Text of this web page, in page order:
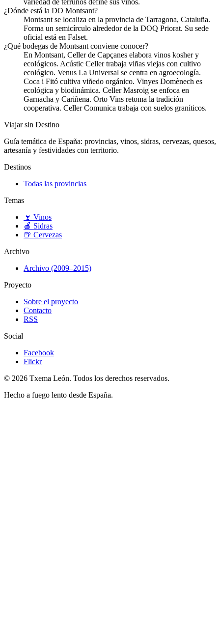
variedad de terruños define sus vinos.
¿Dónde está la DO Montsant?
Montsant se localiza en la provincia de Tarragona, Cataluña.
Forma un semicírculo alrededor de la DOQ Priorat. Su sede
oficial está en Falset.
¿Qué bodegas de Montsant conviene conocer?
En Montsant, Celler de Capçanes elabora vinos kosher y
ecológicos. Acústic Celler trabaja viñas viejas con cultivo
ecológico. Venus La Universal se centra en agroecología.
Coca i Fitó cultiva viñedo orgánico. Vinyes Domènech es
ecológica y biodinámica. Celler Masroig se enfoca en
Garnacha y Cariñena. Orto Vins retoma la tradición
cooperativa. Celler Comunica trabaja con suelos graníticos.
Viajar sin Destino
Guía temática de España: provincias, vinos, sidras, cervezas, quesos,
artesanía y festividades con territorio.
Destinos
Todas las provincias
Temas
🍷 Vinos
🍎 Sidras
🍺 Cervezas
Archivo
Archivo (2009–2015)
Proyecto
Sobre el proyecto
Contacto
RSS
Social
Facebook
Flickr
© 2026 Txema León. Todos los derechos reservados.
Hecho a fuego lento desde España.